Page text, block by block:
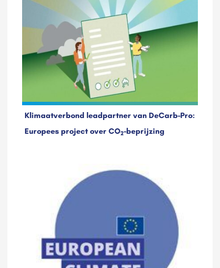
Klimaatverbond leadpartner van DeCarb-Pro:
Europees project over CO2-beprijzing